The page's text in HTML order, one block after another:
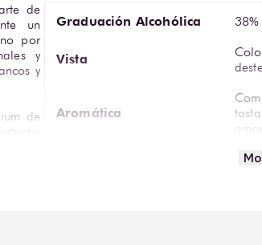
de
un
por
y
y
de
llave
Graduación Alcohólica
Vista
Aromática